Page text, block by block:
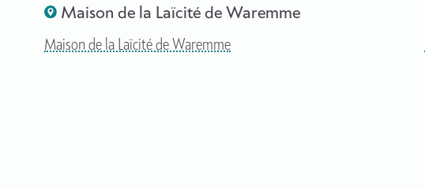
Maison de la Laïcité de Waremme
Maison de la Laïcité de Waremme